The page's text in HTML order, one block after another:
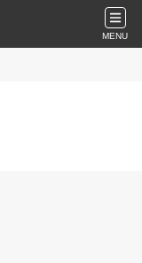
MENU